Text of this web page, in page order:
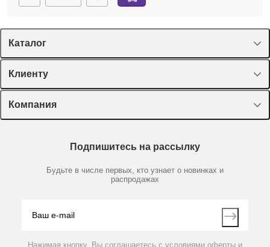
Каталог
Спецпредложения
Оборудование, приборы
Пластик, стекло, принадлежности
Химические реактивы, препараты, наборы
Производители
Клиенту
Лекторий Диаэм
Доставка и оплата
Мобильное приложение
Компания
Партнеры
Контакты
Подпишитесь на рассылку
Будьте в числе первых, кто узнает о новинках и
распродажах
Нажимая кнопку, Вы соглашаетесь с условиями оферты и